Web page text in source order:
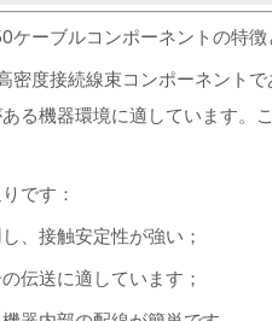
ケーブルコンポーネントの特
密度接続線束コンポーネント
る機器環境に適しています。
です：
、接触安定性が強い；
伝送に適しています；